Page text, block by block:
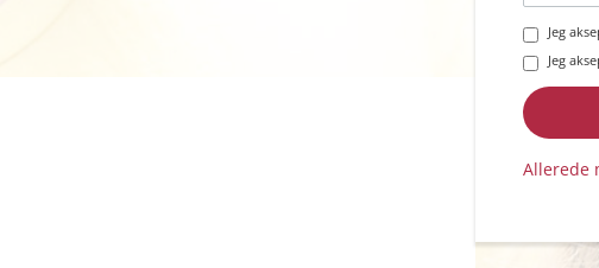
Jeg
Jeg
Allerede